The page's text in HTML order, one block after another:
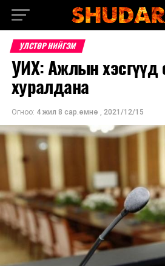
УЛСТӨР НИЙГЭМ
УИХ: Ажлын хэсгүүд
хуралдана
Огноо: 4 жил 8 сар.өмнө , 2021/12/15